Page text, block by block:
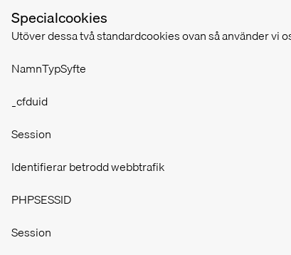
Specialcookies
Utöver dessa två standardcookies ovan så använder vi
NamnTypSyfte
_cfduid
Session
Identifierar betrodd webbtrafik
PHPSESSID
Session